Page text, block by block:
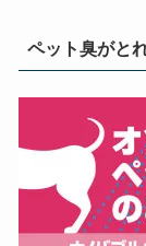
ペット臭がと